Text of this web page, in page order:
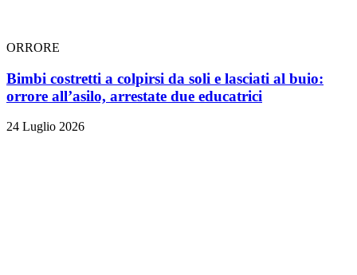
ORRORE
Bimbi costretti a colpirsi da soli e lasciati al buio:
orrore all’asilo, arrestate due educatrici
24 Luglio 2026